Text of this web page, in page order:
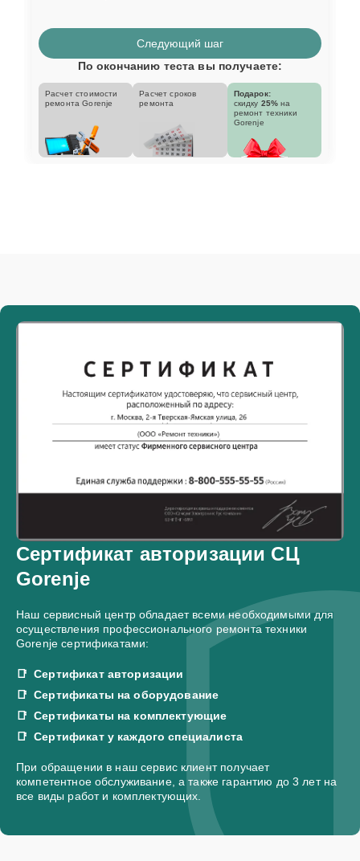
Следующий шаг
По окончанию теста вы получаете:
Расчет стоимости
ремонта Gorenje
Расчет сроков
ремонта
Подарок:
скидку 25% на
ремонт техники
Gorenje
Сертификат авторизации СЦ
Gorenje
Наш сервисный центр обладает всеми необходимыми для
осуществления профессионального ремонта техники
Gorenje сертификатами:
Сертификат авторизации
Сертификаты на оборудование
Сертификаты на комплектующие
Сертификат у каждого специалиста
При обращении в наш сервис клиент получает
компетентное обслуживание, а также гарантию до 3 лет на
все виды работ и комплектующих.